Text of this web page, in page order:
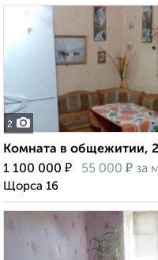
2
Комната в общежитии,
1 100 000 ₽ 55 000 ₽ за
Щорса 16